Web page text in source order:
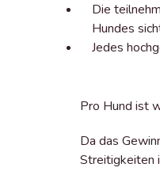
Die
Hundes
Jedes
Pro Hund ist
Da das
Streitigkeiten